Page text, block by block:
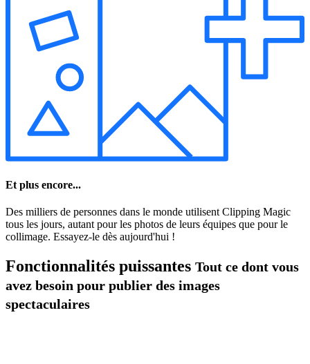
Et plus encore...
Des milliers de personnes dans le monde utilisent Clipping Magic
tous les jours, autant pour les photos de leurs équipes que pour le
collimage. Essayez-le dès aujourd'hui !
Fonctionnalités puissantes Tout ce dont vous
avez besoin pour publier des images
spectaculaires